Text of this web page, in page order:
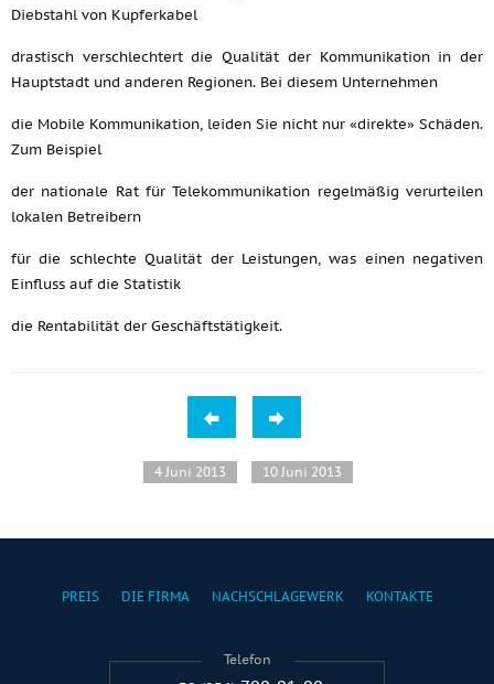
Diebstahl von Kupferkabel
drastisch verschlechtert die Qualität der Kommunikation in der
Hauptstadt und anderen Regionen. Bei diesem Unternehmen
die Mobile Kommunikation, leiden Sie nicht nur «direkte» Schäden.
Zum Beispiel
der nationale Rat für Telekommunikation regelmäßig verurteilen
lokalen Betreibern
für die schlechte Qualität der Leistungen, was einen negativen
Einfluss auf die Statistik
die Rentabilität der Geschäftstätigkeit.
4 Juni 2013 10 Juni 2013
PREIS DIE FIRMA NACHSCHLAGEWERK KONTAKTE
Telefon